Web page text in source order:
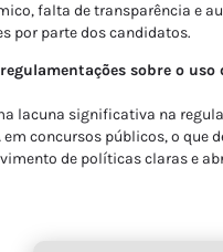
falta de transparência e
por parte dos candidatos.
sobre o uso
lacuna significativa na
em concursos públicos, o que
de políticas claras e